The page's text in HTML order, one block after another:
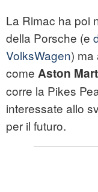
La Rimac ha poi
della Porsche (e
VolksWagen) ma
come Aston
corre la Pikes
interessate allo
per il futuro.